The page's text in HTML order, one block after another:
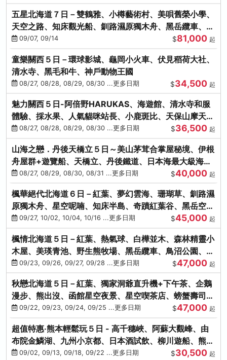
五星北海道７日－雙鶴雅、小樽藝術村、美唄舊榮小學、
天空之路、知床觀光船、釧路濕原獨木舟、黑岳纜車、流
冰硝子館DIY玻璃杯
09/07, 09/14 $81,000 起
童樂關西５日－環球影城、龜岡小火車、伏見稻荷大社、
清水寺、黑毛和牛、神戶動物王國
08/27, 08/28, 08/29, 08/30 ...更多日期 $34,500 起
魅力關西５日-阿倍野HARUKAS、海遊館、清水寺和服
體驗、採水果、人氣貓咪站長、小鹿斑比、天保山摩天
輪、水上巴士
08/27, 08/28, 08/29, 08/30 ...更多日期 $36,500 起
山海之戀．丹後天橋立５日～美山茅茸合掌屋秘境、伊根
舟屋群+遊覽船、天橋立、丹後鐵道、日本海最大級海鮮
市場08/27, 08/29, 08/30, 08/31 ...更多日期 $40,000 起
楓華絕代北海道６日－紅葉、夢幻雲海、珊瑚草、釧路濕
原獨木舟、星空呢喃、知床半島、奇蹟紅葉谷、黑岳空中
纜車、旭山動物園
09/27, 10/02, 10/04, 10/16 ...更多日期 $45,000 起
楓情北海道５日－紅葉、熱氣球、白樺並木、森林精靈小
木屋、美瑛青池、野生熊牧場、黑岳纜車、鳥沼公園、紅
葉奇蹟谷、螃蟹吃到飽
09/23, 09/26, 09/27, 09/28 ...更多日期 $47,000 起
秋戀北海道５日－紅葉、獨家洞爺直升機+下午茶、企鵝
漫步、熊出沒、函館星空夜景、星空喫茶店、螃蟹壽司、
海膽、三大螃蟹放題
09/22, 09/23, 09/24, 09/25 ...更多日期 $47,000 起
超值特惠‧熊本輕鬆玩５日 - 高千穗峽、阿蘇大觀峰、由
布院金鱗湖、九州小京都、日本酒試飲、柳川遊船、熊本
城、熊本AEON
09/02, 09/13, 09/18, 09/22 ...更多日期 $30,500 起